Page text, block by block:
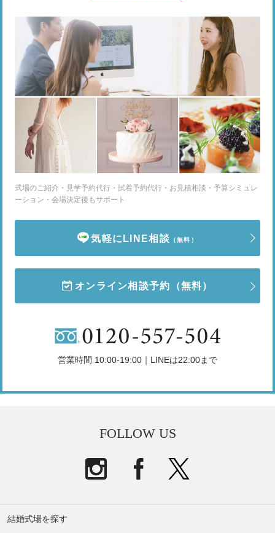
式場のご紹介・見学予約代行・試着予約代行・お見積相談・予算シミュレ
ーション・会場決定後もサポート
気軽にLINE相談 （無料）
オンライン相談予約 （無料）
営業時間 10:00-19:00｜LINEは22:00まで
FOLLOW US
結婚式場を探す